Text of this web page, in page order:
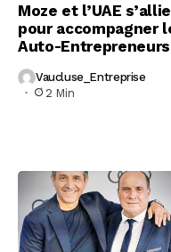
Moze et l’UAE
pour accompagner
Auto-Entrepreneurs
Vaucluse_Entreprise
2 Min